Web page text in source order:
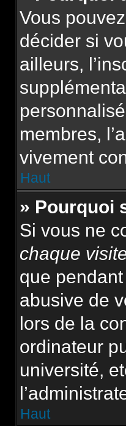
Vous
décider si
ailleurs,
membres,
vivement
Haut
» Pourquoi
Si vous ne
chaque
que
abusive de
lors de la
ordinateur
université,
Haut